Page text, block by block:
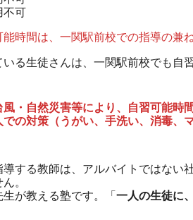
不可
時間は、一関駅前校での指導の兼
る生徒さんは、一関駅前校でも自
・自然災害等により、自習可能時
の対策（うがい、手洗い、消毒、
導する教師は、アルバイトではな
。
が教える塾です。「 一人の生徒に